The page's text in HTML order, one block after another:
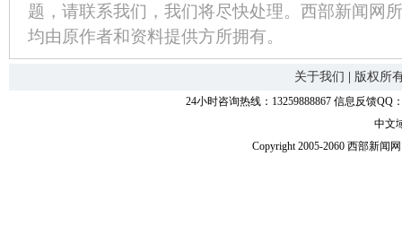
题，请联系我们，我们将尽快处理。西部新闻网
均由原作者和资料提供方所拥有。
关于我们 版权所
24小时咨询热线：13259888867 信息反馈QQ
中文
Copyright 2005-2060 西部新闻